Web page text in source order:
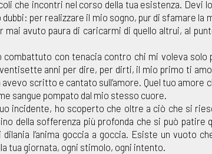
che incontri nel corso della tua esistenza.
dubbi: per realizzare il mio sogno, pur di sfamare
mai avuto paura di caricarmi di quello altrui, al
combattuto con tenacia contro chi mi voleva
anni per dire, per dirti, il mio primo ti
avevo scritto e cantato sull’amore. Quel tuo
sangue pompato dal mio stesso cuore.
incidente, ho scoperto che oltre a ciò che si
della sofferenza più profonda che si può patire
l’anima goccia a goccia. Esiste un vuoto
tua giornata, ogni stimolo, ogni intento.